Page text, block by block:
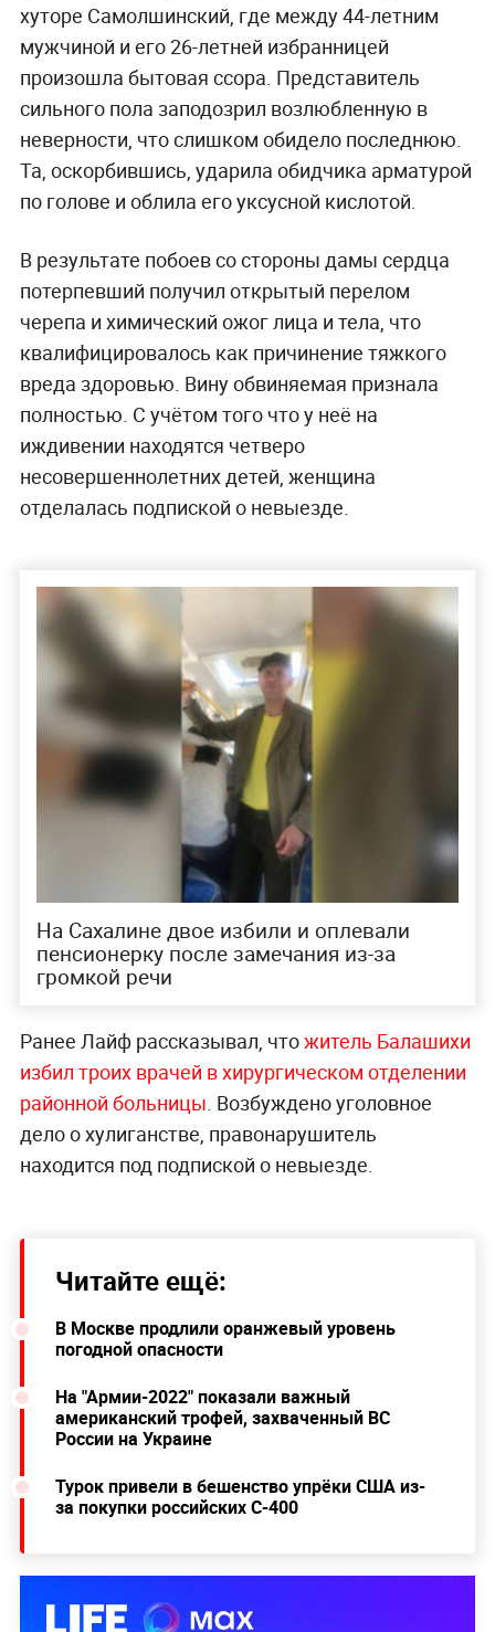
хуторе Самолшинский, где между 44-летним
мужчиной и его 26-летней избранницей
произошла бытовая ссора. Представитель
сильного пола заподозрил возлюбленную в
неверности, что слишком обидело последнюю.
Та, оскорбившись, ударила обидчика арматурой
по голове и облила его уксусной кислотой.
В результате побоев со стороны дамы сердца
потерпевший получил открытый перелом
черепа и химический ожог лица и тела, что
квалифицировалось как причинение тяжкого
вреда здоровью. Вину обвиняемая признала
полностью. С учётом того что у неё на
иждивении находятся четверо
несовершеннолетних детей, женщина
отделалась подпиской о невыезде.
На Сахалине двое избили и оплевали
пенсионерку после замечания из-за
громкой речи
Ранее Лайф рассказывал, чтожитель Балашихи
избил троих врачей в хирургическом отделении
районной больницы. Возбуждено уголовное
дело о хулиганстве, правонарушитель
находится под подпиской о невыезде.
Читайте ещё:
В Москве продлили оранжевый уровень
погодной опасности
На "Армии-2022" показали важный
американский трофей, захваченный ВС
России на Украине
Турок привели в бешенство упрёки США из-
за покупки российских С-400